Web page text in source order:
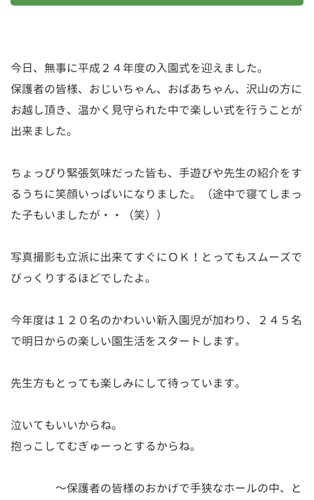
今日、無事に平成２４年度の入園式を迎えました。
保護者の皆様、おじいちゃん、おばあちゃん、沢山の方に
お越し頂き、温かく見守られた中で楽しい式を行うことが
出来ました。
ちょっぴり緊張気味だった皆も、手遊びや先生の紹介をす
るうちに笑顔いっぱいになりました。（途中で寝てしまっ
た子もいましたが・・（笑））
写真撮影も立派に出来てすぐにＯＫ！とってもスムーズで
びっくりするほどでしたよ。
今年度は１２０名のかわいい新入園児が加わり、２４５名
で明日からの楽しい園生活をスタートします。
先生方もとっても楽しみにして待っています。
泣いてもいいからね。
抱っこしてむぎゅーっとするからね。
～保護者の皆様のおかげで手狭なホールの中、と